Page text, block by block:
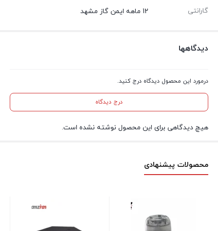
گارانتی 12 ماهه ایمن گاز مشهد
دیدگاهها
درمورد این محصول دیدگاه درج کنید.
درج دیدگاه
هیچ دیدگاهی برای این محصول نوشته نشده است.
محصولات پیشنهادی